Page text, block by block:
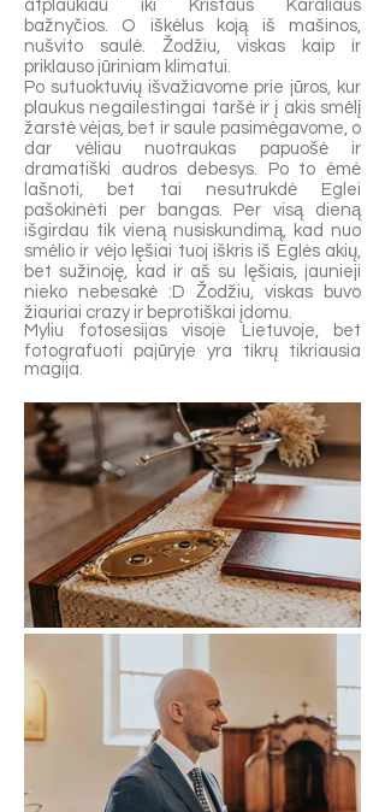
atplaukiau iki Kristaus Karaliaus
bažnyčios. O iškėlus koją iš mašinos,
nušvito saulė. Žodžiu, viskas kaip ir
priklauso jūriniam klimatui.
Po sutuoktuvių išvažiavome prie jūros, kur
plaukus negailestingai taršė ir į akis smėlį
žarstė vėjas, bet ir saule pasimėgavome, o
dar vėliau nuotraukas papuošė ir
dramatiški audros debesys. Po to ėmė
lašnoti, bet tai nesutrukdė Eglei
pašokinėti per bangas. Per visą dieną
išgirdau tik vieną nusiskundimą, kad nuo
smėlio ir vėjo lęšiai tuoj iškris iš Eglės akių,
bet sužinoję, kad ir aš su lęšiais, jaunieji
nieko nebesakė :D Žodžiu, viskas buvo
žiauriai crazy ir beprotiškai įdomu.
Myliu fotosesijas visoje Lietuvoje, bet
fotografuoti pajūryje yra tikrų tikriausia
magija.